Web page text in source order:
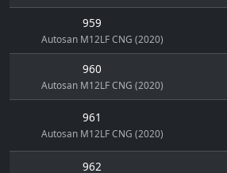
959
Autosan M12LF CNG (2020)
960
Autosan M12LF CNG (2020)
961
Autosan M12LF CNG (2020)
962